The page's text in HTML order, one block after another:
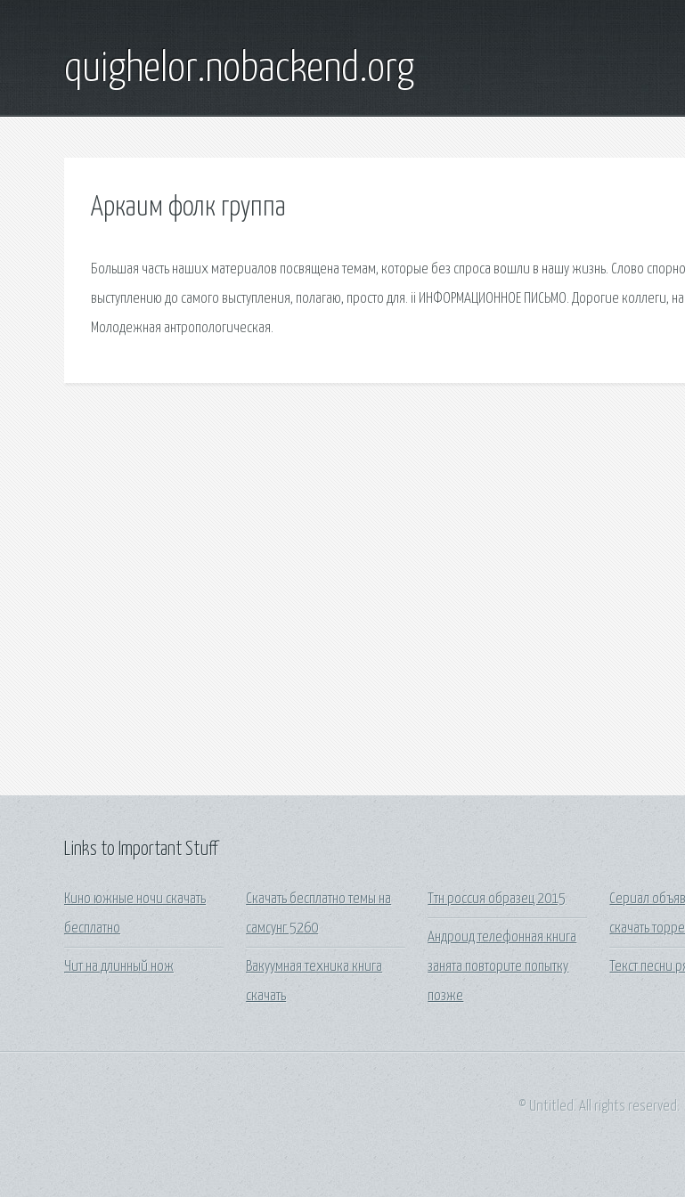
quighelor.nobackend.org
Аркаим фолк группа
Большая часть наших материалов посвящена темам, которые без спроса вошли в нашу жизнь. Слово
выступлению до самого выступления, полагаю, просто для. ii ИНФОРМАЦИОННОЕ ПИСЬМО. Дорогие коллеги,
Молодежная антропологическая.
Links to Important Stuff
Кино южные ночи скачать
бесплатно
Чит на длинный нож
Скачать бесплатно темы на
самсунг 5260
Вакуумная техника книга
скачать
Ттн россия образец 2015
Андроид телефонная книга
занята повторите попытку
позже
Сериал
скачать
Текст песни
© Untitled. All rights reserved.